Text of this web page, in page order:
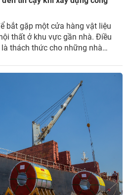
bắt gặp một cửa hàng vật liệu
thất ở khu vực gần nhà. Điều
thách thức cho những nhà
độ giao...